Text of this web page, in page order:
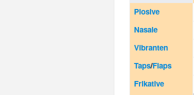
Plosive
Nasale
Vibranten
Taps/Flaps
Frikative